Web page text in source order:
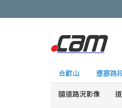
合歡山 壅塞路
國道路況影像